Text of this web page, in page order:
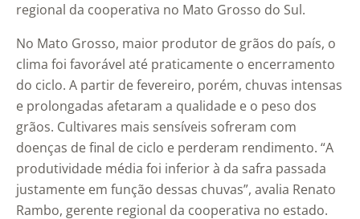
regional da cooperativa no Mato Grosso do Sul.
No Mato Grosso, maior produtor de grãos do país, o
clima foi favorável até praticamente o encerramento
do ciclo. A partir de fevereiro, porém, chuvas intensas
e prolongadas afetaram a qualidade e o peso dos
grãos. Cultivares mais sensíveis sofreram com
doenças de final de ciclo e perderam rendimento. “A
produtividade média foi inferior à da safra passada
justamente em função dessas chuvas”, avalia Renato
Rambo, gerente regional da cooperativa no estado.